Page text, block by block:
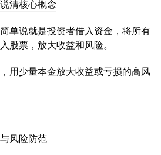
清核心概念
单说就是投资者借入资金，将所有
股票，放大收益和风险。
用少量本金放大收益或亏损的高风
风险防范